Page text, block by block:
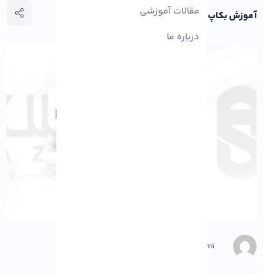
مقالات آموزشی
درباره ما
آموزش بکاپ گیری از IIS با appcmd
Negar Gerami